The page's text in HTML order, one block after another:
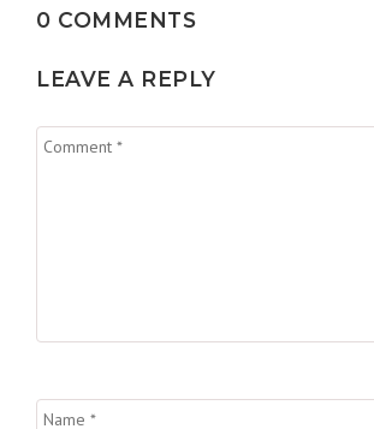
0 COMMENTS
LEAVE A REPLY